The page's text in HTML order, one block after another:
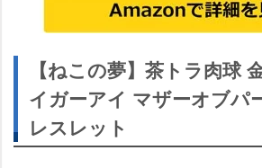
【ねこの夢】茶トラ肉球
イガーアイ マザーオブ
レスレット